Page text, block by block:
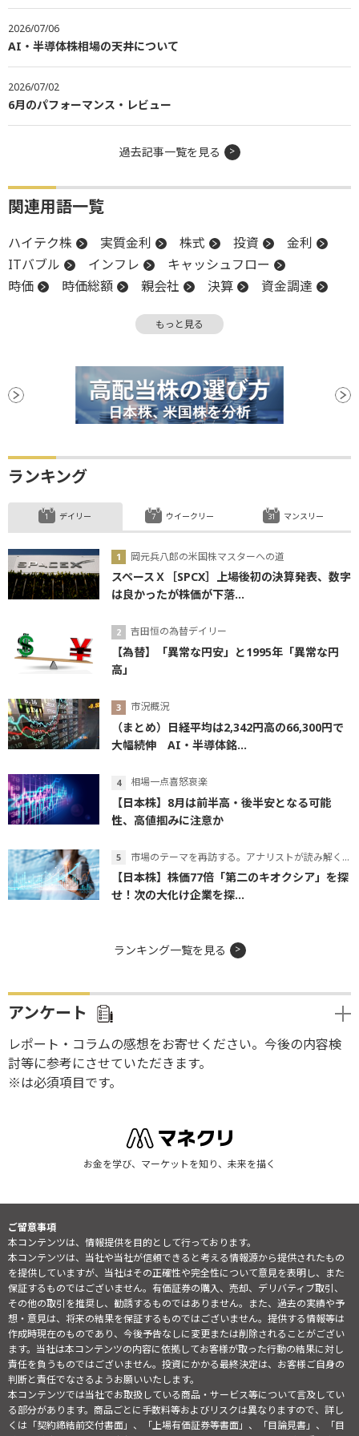
2026/07/06
AI・半導体株相場の天井について
2026/07/02
6月のパフォーマンス・レビュー
過去記事一覧を見る
関連用語一覧
ハイテク株 実質金利 株式 投資
金利
ITバブル
インフレ
キャッシュフロー
時価
時価総額 親会社 決算
資金調達
もっと見る
ランキング
デイリー
岡元兵八郎の米国株マスターへの道
スペースＸ［SPCX］上場後初の決算発表、数字
は良かったが株価が下落...
吉田恒の為替デイリー
【為替】「異常な円安」と1995年「異常な円
高」
市況概況
（まとめ）日経平均は2,342円高の66,300円で
大幅続伸 AI・半導体銘...
相場一点喜怒哀楽
【日本株】8月は前半高・後半安となる可能
性、高値掴みに注意か
市場のテーマを再訪する。アナリストが読み解くテーマの本質
【日本株】株価77倍「第二のキオクシア」を探
せ！次の大化け企業を探...
ウイークリー マンスリー
ランキング一覧を見る
アンケート
レポート・コラムの感想をお寄せください。今後の内容検
討等に参考にさせていただきます。
※は必須項目です。
お金を学び、マーケットを知り、未来を描く
ご留意事項
本コンテンツは、情報提供を目的として行っております。
本コンテンツは、当社や当社が信頼できると考える情報源から提供されたもの
を提供していますが、当社はその正確性や完全性について意見を表明し、また
保証するものではございません。有価証券の購入、売却、デリバティブ取引、
その他の取引を推奨し、勧誘するものではありません。また、過去の実績や予
想・意見は、将来の結果を保証するものではございません。提供する情報等は
作成時現在のものであり、今後予告なしに変更または削除されることがござい
ます。当社は本コンテンツの内容に依拠してお客様が取った行動の結果に対し
責任を負うものではございません。投資にかかる最終決定は、お客様ご自身の
判断と責任でなさるようお願いいたします。
本コンテンツでは当社でお取扱している商品・サービス等について言及してい
る部分があります。商品ごとに手数料等およびリスクは異なりますので、詳し
くは「契約締結前交付書面」、「上場有価証券等書面」、「目論見書」、「目